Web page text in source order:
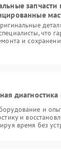
запчасти
что
и
и
и
время без